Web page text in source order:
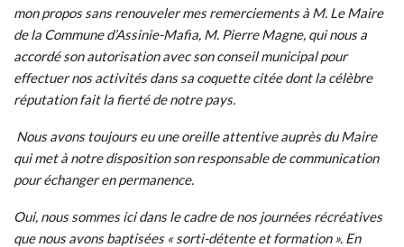
mon propos sans renouveler mes remerciements à M. Le Maire
de la Commune d’Assinie-Mafia, M. Pierre Magne, qui nous a
accordé son autorisation avec son conseil municipal pour
effectuer nos activités dans sa coquette citée dont la célèbre
réputation fait la fierté de notre pays.
Nous avons toujours eu une oreille attentive auprès du Maire
qui met à notre disposition son responsable de communication
pour échanger en permanence.
Oui, nous sommes ici dans le cadre de nos journées récréatives
que nous avons baptisées « sorti-détente et formation ». En